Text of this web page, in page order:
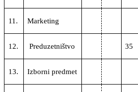
11. Marketing
12. Preduzetništvo 35
13. Izborni predmet